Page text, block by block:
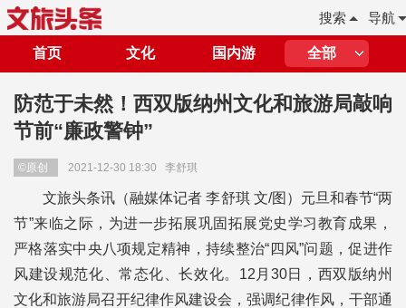
导航
搜索
首页 文化 国内游 全部
防范于未然！西双版纳州文化和旅游局敲响
节前“廉政警钟”
©原创 2021-12-30 18:30 李舒琪
文旅头条讯（融媒体记者 李舒琪 文/图）元旦和春节“两
节”来临之际，为进一步拓展巩固拓展党史学习教育成果，
严格落实中央八项规定精神，持续整治“四风”问题，促进作
风建设规范化、常态化、长效化。12月30日，西双版纳州
文化和旅游局召开纪律作风建设会，强调纪律作风，干部通